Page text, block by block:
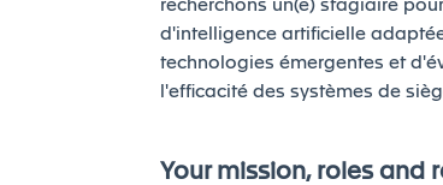
recherchons un(e) stagiaire
d'intelligence artificielle
technologies émergentes et
l'efficacité des systèmes de
Your mission, roles and